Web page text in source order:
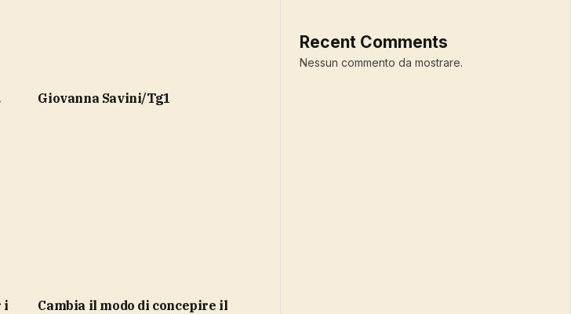
Giovanna Savini/Tg1
Cambia il modo di concepire il
Recent Comments
Nessun commento da mostrare.